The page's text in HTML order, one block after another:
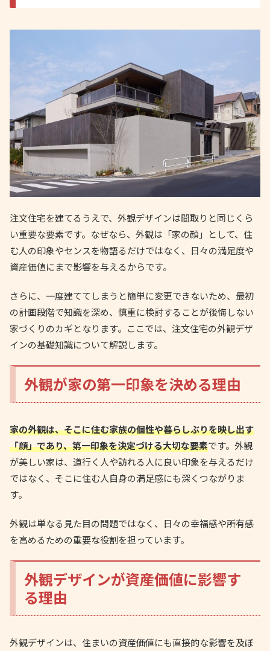
注文住宅を建てるうえで、外観デザインは間取りと同じくら
い重要な要素です。なぜなら、外観は「家の顔」として、住
む人の印象やセンスを物語るだけではなく、日々の満足度や
資産価値にまで影響を与えるからです。
さらに、一度建ててしまうと簡単に変更できないため、最初
の計画段階で知識を深め、慎重に検討することが後悔しない
家づくりのカギとなります。ここでは、注文住宅の外観デザ
インの基礎知識について解説します。
外観が家の第一印象を決める理由
家の外観は、そこに住む家族の個性や暮らしぶりを映し出す
「顔」であり、第一印象を決定づける大切な要素です。外観
が美しい家は、道行く人や訪れる人に良い印象を与えるだけ
ではなく、そこに住む人自身の満足感にも深くつながりま
す。
外観は単なる見た目の問題ではなく、日々の幸福感や所有感
を高めるための重要な役割を担っています。
外観デザインが資産価値に影響す
る理由
外観デザインは、住まいの資産価値にも直接的な影響を及ぼ